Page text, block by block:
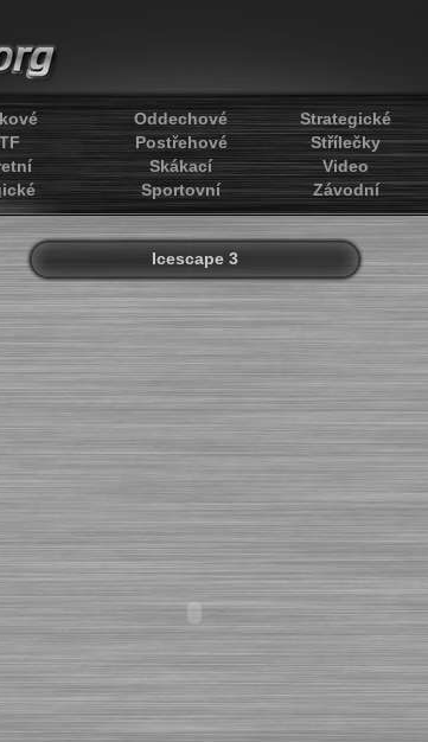
Oddechové
Postřehové
Skákací
Sportovní
Strategické
Střílečky
Video
Závodní
Icescape 3